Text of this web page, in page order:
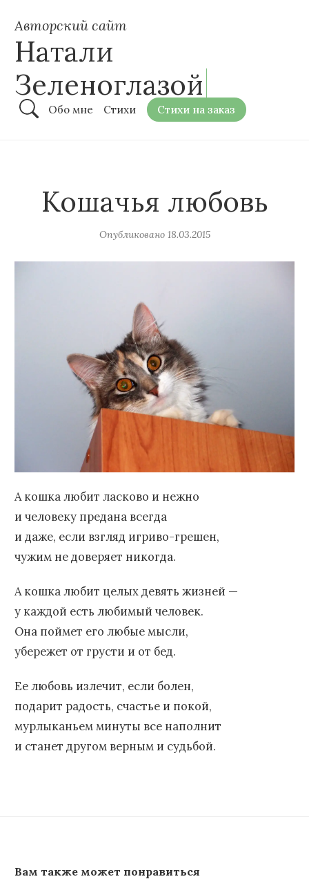
Авторский сайт
Натали
Зеленоглазой
Обо мне Стихи Стихи на заказ
Кошачья любовь
Опубликовано 18.03.2015
А кошка любит ласково и нежно
и человеку предана всегда
и даже, если взгляд игриво-грешен,
чужим не доверяет никогда.
А кошка любит целых девять жизней —
у каждой есть любимый человек.
Она поймет его любые мысли,
убережет от грусти и от бед.
Ее любовь излечит, если болен,
подарит радость, счастье и покой,
мурлыканьем минуты все наполнит
и станет другом верным и судьбой.
Вам также может понравиться